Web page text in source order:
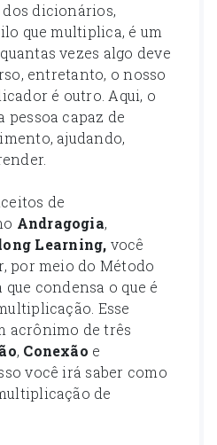
dicionários,
que multiplica, é um
vezes algo deve
entretanto, o nosso
é outro. Aqui, o
capaz de
ajudando,
de
Andragogia,
Learning, você
por meio do Método
que condensa o que é
Esse
acrônimo de três
, Conexão e
você irá saber como
de